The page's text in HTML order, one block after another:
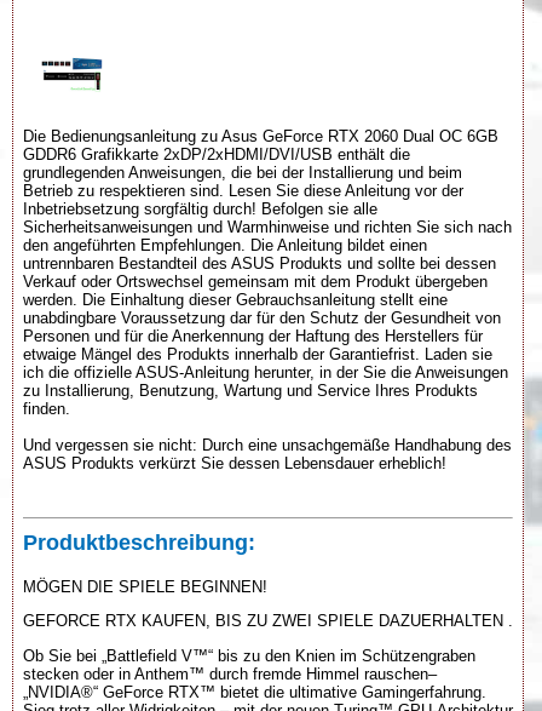
Die Bedienungsanleitung zu Asus GeForce RTX 2060 Dual OC 6GB
GDDR6 Grafikkarte 2xDP/2xHDMI/DVI/USB enthält die
grundlegenden Anweisungen, die bei der Installierung und beim
Betrieb zu respektieren sind. Lesen Sie diese Anleitung vor der
Inbetriebsetzung sorgfältig durch! Befolgen sie alle
Sicherheitsanweisungen und Warmhinweise und richten Sie sich nach
den angeführten Empfehlungen. Die Anleitung bildet einen
untrennbaren Bestandteil des ASUS Produkts und sollte bei dessen
Verkauf oder Ortswechsel gemeinsam mit dem Produkt übergeben
werden. Die Einhaltung dieser Gebrauchsanleitung stellt eine
unabdingbare Voraussetzung dar für den Schutz der Gesundheit von
Personen und für die Anerkennung der Haftung des Herstellers für
etwaige Mängel des Produkts innerhalb der Garantiefrist. Laden sie
ich die offizielle ASUS-Anleitung herunter, in der Sie die Anweisungen
zu Installierung, Benutzung, Wartung und Service Ihres Produkts
finden.
Und vergessen sie nicht: Durch eine unsachgemäße Handhabung des
ASUS Produkts verkürzt Sie dessen Lebensdauer erheblich!
Produktbeschreibung:
MÖGEN DIE SPIELE BEGINNEN!
GEFORCE RTX KAUFEN, BIS ZU ZWEI SPIELE DAZUERHALTEN .
Ob Sie bei „Battlefield V™“ bis zu den Knien im Schützengraben
stecken oder in Anthem™ durch fremde Himmel rauschen–
„NVIDIA®“ GeForce RTX™ bietet die ultimative Gamingerfahrung.